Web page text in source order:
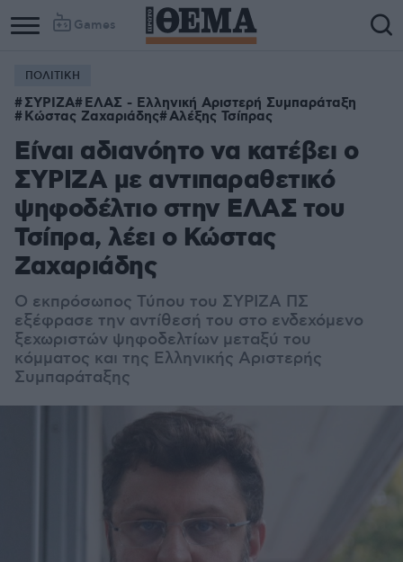
Games
ΠΟΛΙΤΙΚΗ
ΣΥΡΙΖΑ ΕΛΑΣ - Ελληνική Αριστερή Συμπαράταξη
Κώστας Ζαχαριάδης Αλέξης Τσίπρας
Είναι αδιανόητο να κατέβει ο
ΣΥΡΙΖΑ με αντιπαραθετικό
ψηφοδέλτιο στην ΕΛΑΣ του
Τσίπρα, λέει ο Κώστας
Ζαχαριάδης
Ο εκπρόσωπος Τύπου του ΣΥΡΙΖΑ ΠΣ
εξέφρασε την αντίθεσή του στο ενδεχόμενο
ξεχωριστών ψηφοδελτίων μεταξύ του
κόμματος και της Ελληνικής Αριστερής
Συμπαράταξης